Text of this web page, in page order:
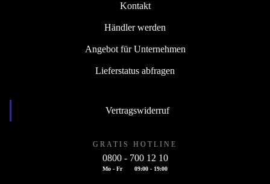
Kontakt
Händler werden
Angebot für Unternehmen
Lieferstatus abfragen
Vertragswiderruf
GRATIS HOTLINE
0800 - 700 12 10
Mo - Fr 09:00 - 19:00